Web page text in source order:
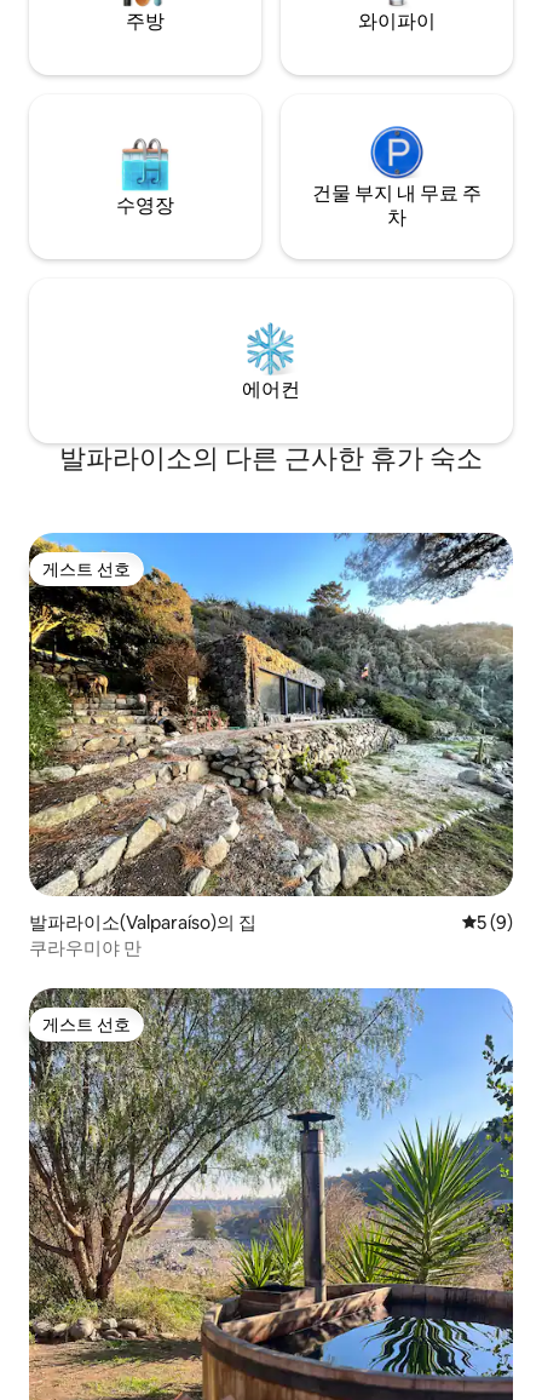
주방 와이파이
수영장
건물 부지 내 무료 주
차
에어컨
발파라이소의 다른 근사한 휴가 숙소
게스트 선호
게스트 선호
발파라이소(Valparaíso)의 집 평점 5점
5 (9)
쿠라우미야 만
게스트 선호
게스트 선호